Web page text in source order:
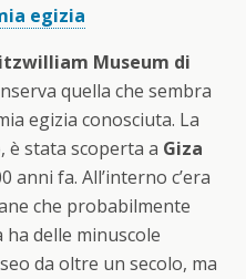
egizia
Museum di
quella che sembra
egizia conosciuta. La
è stata scoperta a Giza
anni fa. All’interno c’era
che probabilmente
delle minuscole
da oltre un secolo, ma